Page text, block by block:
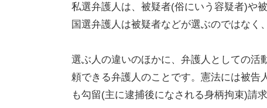
私選弁護人は、被疑者(俗にいう容疑者)や
国選弁護人は被疑者などが選ぶのではなく
選ぶ人の違いのほかに、弁護人としての活
頼できる弁護人のことです。憲法には被告
も勾留(主に逮捕後になされる身柄拘束)請